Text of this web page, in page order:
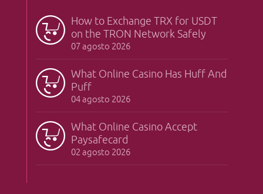
How to Exchange TRX for USDT
on the TRON Network Safely
07 agosto 2026
What Online Casino Has Huff And
Puff
04 agosto 2026
What Online Casino Accept
Paysafecard
02 agosto 2026